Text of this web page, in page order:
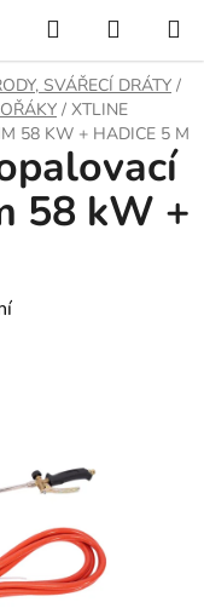
Hledat
KOŠÍK
SVÁŘECÍ DRÁTY /
/ XTLINE
58 KW + HADICE 5 M
58 kW +